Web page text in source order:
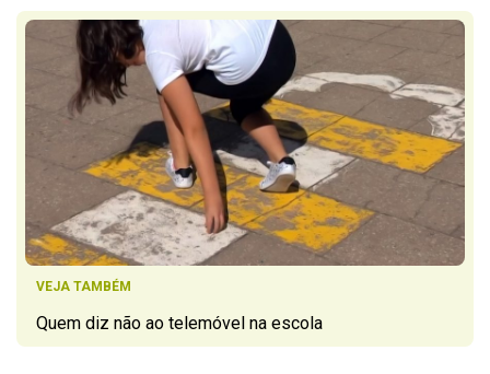
VEJA TAMBÉM
Quem diz não ao telemóvel na escola